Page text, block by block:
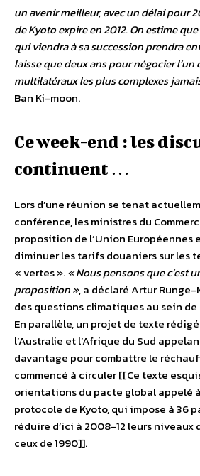
un avenir meilleur, avec un délai pour
de Kyoto expire en 2012. On estime
qui viendra à sa succession prendra
laisse que deux ans pour négocier l’un
multilatéraux les plus complexes
Ban Ki-moon.
Ce week-end : les
continuent …
Lors d’une réunion se tenat
conférence, les ministres du
proposition de l’Union Européennes
diminuer les tarifs douaniers sur les
« vertes ».« Nous pensons que c’est
proposition », a déclaré Artur
des questions climatiques au sein
En parallèle, un projet de texte
l’Australie et l’Afrique du Sud
davantage pour combattre le
commencé à circuler [[Ce texte
orientations du pacte global appelé
protocole de Kyoto, qui impose à 36
réduire d’ici à 2008-12 leurs niveaux
ceux de 1990]].